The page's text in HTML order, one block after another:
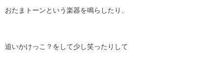
おたまトーンという楽器を鳴らしたり、
追いかけっこ？をして少し笑ったりして